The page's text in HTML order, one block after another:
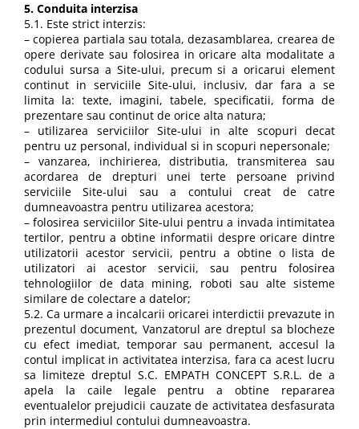
5. Conduita interzisa
5.1. Este strict interzis:
– copierea partiala sau totala, dezasamblarea, crearea de
opere derivate sau folosirea in oricare alta modalitate a
codului sursa a Site-ului, precum si a oricarui element
continut in serviciile Site-ului, inclusiv, dar fara a se
limita la: texte, imagini, tabele, specificatii, forma de
prezentare sau continut de orice alta natura;
– utilizarea serviciilor Site-ului in alte scopuri decat
pentru uz personal, individual si in scopuri nepersonale;
– vanzarea, inchirierea, distributia, transmiterea sau
acordarea de drepturi unei terte persoane privind
serviciile Site-ului sau a contului creat de catre
dumneavoastra pentru utilizarea acestora;
– folosirea serviciilor Site-ului pentru a invada intimitatea
tertilor, pentru a obtine informatii despre oricare dintre
utilizatorii acestor servicii, pentru a obtine o lista de
utilizatori ai acestor servicii, sau pentru folosirea
tehnologiilor de data mining, roboti sau alte sisteme
similare de colectare a datelor;
5.2. Ca urmare a incalcarii oricarei interdictii prevazute in
prezentul document, Vanzatorul are dreptul sa blocheze
cu efect imediat, temporar sau permanent, accesul la
contul implicat in activitatea interzisa, fara ca acest lucru
sa limiteze dreptul S.C. EMPATH CONCEPT S.R.L. de a
apela la caile legale pentru a obtine repararea
eventualelor prejudicii cauzate de activitatea desfasurata
prin intermediul contului dumneavoastra.